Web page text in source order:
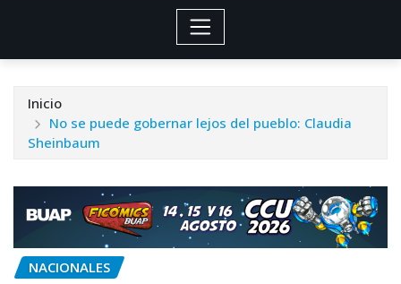
Inicio
No se puede gobernar lejos del pueblo: Claudia
Sheinbaum
NACIONALES